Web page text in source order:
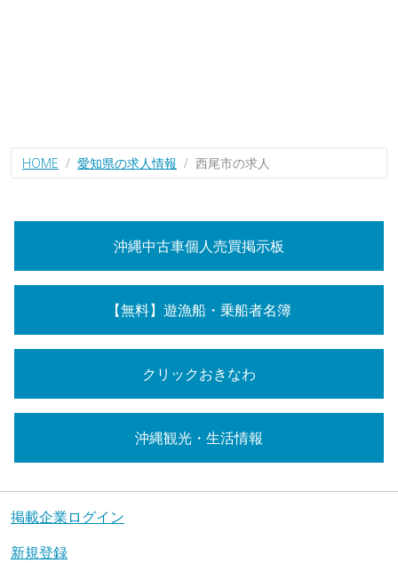
HOME 愛知県の求人情報 西尾市の求人
沖縄中古車個人売買掲示板
【無料】遊漁船・乗船者名簿
クリックおきなわ
沖縄観光・生活情報
掲載企業ログイン
新規登録